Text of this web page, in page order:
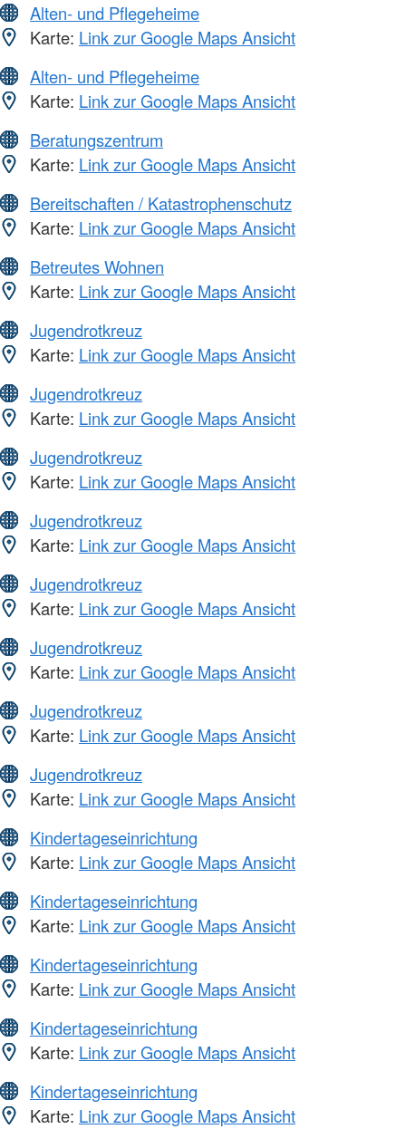
Alten- und Pflegeheime
Karte: Link zur Google Maps Ansicht
Alten- und Pflegeheime
Karte: Link zur Google Maps Ansicht
Beratungszentrum
Karte: Link zur Google Maps Ansicht
Bereitschaften / Katastrophenschutz
Karte: Link zur Google Maps Ansicht
Betreutes Wohnen
Karte: Link zur Google Maps Ansicht
Jugendrotkreuz
Karte: Link zur Google Maps Ansicht
Jugendrotkreuz
Karte: Link zur Google Maps Ansicht
Jugendrotkreuz
Karte: Link zur Google Maps Ansicht
Jugendrotkreuz
Karte: Link zur Google Maps Ansicht
Jugendrotkreuz
Karte: Link zur Google Maps Ansicht
Jugendrotkreuz
Karte: Link zur Google Maps Ansicht
Jugendrotkreuz
Karte: Link zur Google Maps Ansicht
Jugendrotkreuz
Karte: Link zur Google Maps Ansicht
Kindertageseinrichtung
Karte: Link zur Google Maps Ansicht
Kindertageseinrichtung
Karte: Link zur Google Maps Ansicht
Kindertageseinrichtung
Karte: Link zur Google Maps Ansicht
Kindertageseinrichtung
Karte: Link zur Google Maps Ansicht
Kindertageseinrichtung
Karte: Link zur Google Maps Ansicht